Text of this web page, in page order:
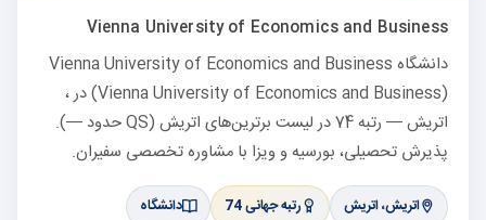
Vienna University of Economics and Business
دانشگاه Vienna University of Economics and Business
(Vienna University of Economics and Business) در ،
اتریش — رتبه 74 در لیست برترین‌های اتریش (QS حدود —).
پذیرش تحصیلی، بورسیه و ویزا با مشاوره تخصصی سفیران.
اتریش، اتریش رتبه جهانی 74
دانشگاه